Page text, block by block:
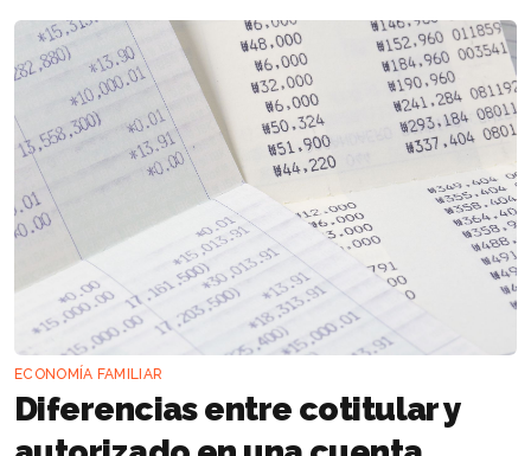
ECONOMÍA FAMILIAR
Diferencias entre cotitular y